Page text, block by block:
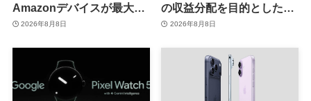
Amazonデバイスが最大
31%オフに
2026年8月8日
の収益分配を目的とした
｢オリジナルコンテンツ報
従来の｢収益分配｣は廃止
2026年8月8日